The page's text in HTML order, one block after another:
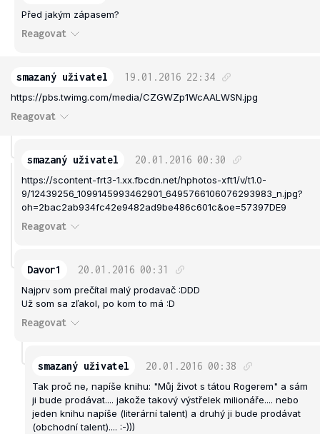
Před jakým zápasem?
Reagovat
smazaný uživatel 19.01.2016 22:34
https://pbs.twimg.com/media/CZGWZp1WcAALWSN.jpg
Reagovat
smazaný uživatel 20.01.2016 00:30
https://scontent-frt3-1.xx.fbcdn.net/hphotos-xft1/v/t1.0-
9/12439256_1099145993462901_6495766106076293983_n.jpg?
oh=2bac2ab934fc42e9482ad9be486c601c&oe=57397DE9
Reagovat
Davor1 20.01.2016 00:31
Najprv som prečítal malý prodavač :DDD
Už som sa zľakol, po kom to má :D
Reagovat
smazaný uživatel 20.01.2016 00:38
Tak proč ne, napíše knihu: "Můj život s tátou Rogerem" a sám
ji bude prodávat.... jakože takový výstřelek milionáře.... nebo
jeden knihu napíše (literární talent) a druhý ji bude prodávat
(obchodní talent).... :-)))